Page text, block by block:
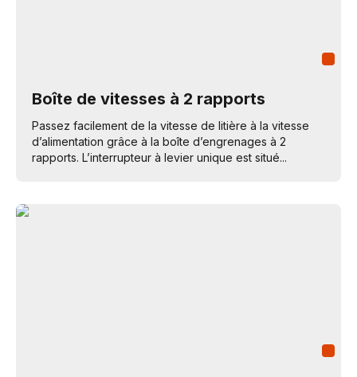
Boîte de vitesses à 2 rapports
Passez facilement de la vitesse de litière à la vitesse
d’alimentation grâce à la boîte d’engrenages à 2
rapports. L’interrupteur à levier unique est situé...